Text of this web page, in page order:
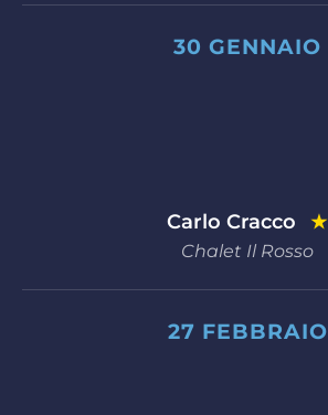
30 GENNAIO
Carlo Cracco ★
Chalet Il Rosso
27 FEBBRAIO